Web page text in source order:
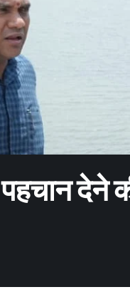
देने